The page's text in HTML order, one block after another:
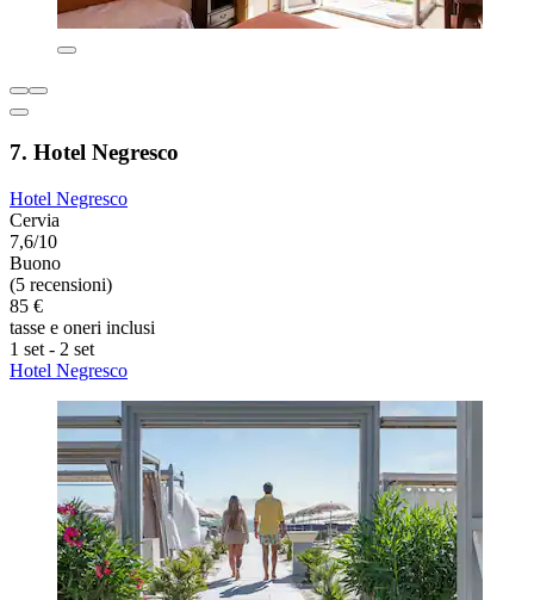
7. Hotel Negresco
Hotel Negresco
Cervia
7,6/10
Buono
(5 recensioni)
85 €
tasse e oneri inclusi
1 set - 2 set
Hotel Negresco